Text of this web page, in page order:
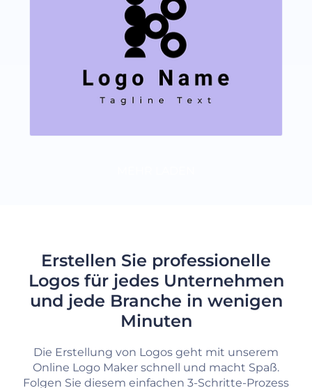
Erstellen Sie professionelle
Logos für jedes Unternehmen
und jede Branche in wenigen
Minuten
Die Erstellung von Logos geht mit unserem
Online Logo Maker schnell und macht Spaß.
Folgen Sie diesem einfachen 3-Schritte-Prozess